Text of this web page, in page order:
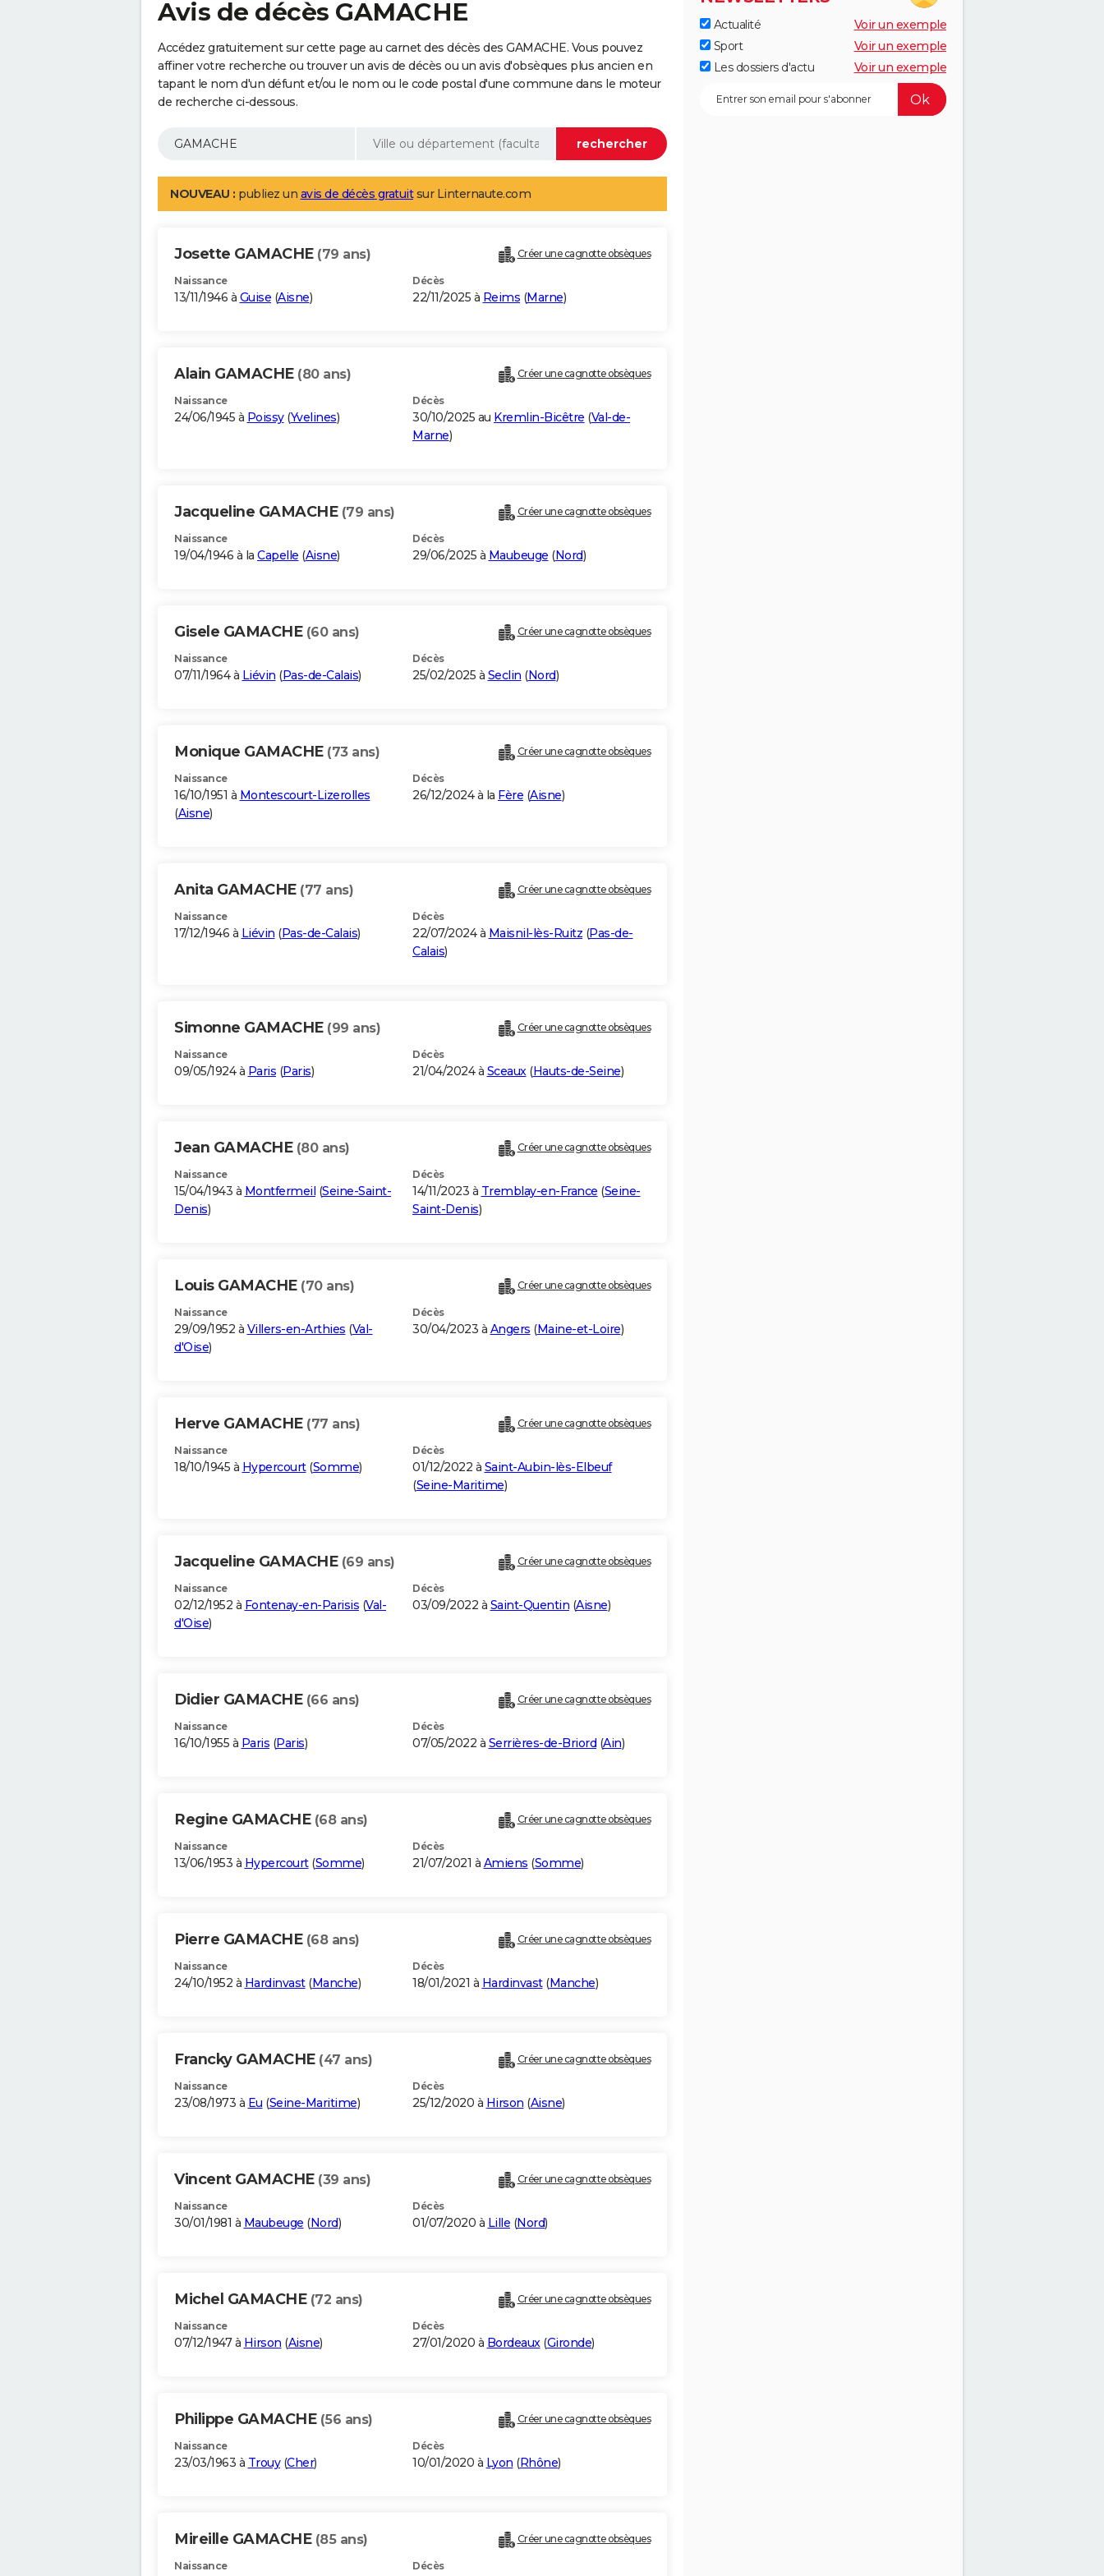
Avis de décès GAMACHE
Accédez gratuitement sur cette page au carnet des décès des GAMACHE. Vous pouvez
affiner votre recherche ou trouver un avis de décès ou un avis d'obsèques plus ancien en
tapant le nom d'un défunt et/ou le nom ou le code postal d'une commune dans le moteur
de recherche ci-dessous.
NOUVEAU : publiez un avis de décès gratuitsur Linternaute.com
Josette GAMACHE (79 ans) Créer une cagnotte obsèques
Naissance
13/11/1946 à Guise (Aisne)
Décès
22/11/2025 à Reims (Marne)
Alain GAMACHE (80 ans) Créer une cagnotte obsèques
Naissance
24/06/1945 à Poissy(Yvelines)
Décès
30/10/2025 au Kremlin-Bicêtre (Val-de-
Marne)
Jacqueline GAMACHE (79 ans) Créer une cagnotte obsèques
Naissance
19/04/1946 à la Capelle (Aisne)
Décès
29/06/2025 à Maubeuge (Nord)
Gisele GAMACHE (60 ans) Créer une cagnotte obsèques
Naissance
07/11/1964 à Liévin (Pas-de-Calais)
Décès
25/02/2025 à Seclin (Nord)
Monique GAMACHE (73 ans) Créer une cagnotte obsèques
Naissance
16/10/1951 à Montescourt-Lizerolles
(Aisne)
Décès
26/12/2024 à la Fère (Aisne)
Anita GAMACHE (77 ans) Créer une cagnotte obsèques
Naissance
17/12/1946 à Liévin (Pas-de-Calais)
Décès
22/07/2024 à Maisnil-lès-Ruitz (Pas-de-
Calais)
Simonne GAMACHE (99 ans) Créer une cagnotte obsèques
Naissance
09/05/1924 à Paris (Paris)
Décès
21/04/2024 à Sceaux(Hauts-de-Seine)
Jean GAMACHE (80 ans) Créer une cagnotte obsèques
Naissance
15/04/1943 à Montfermeil (Seine-Saint-
Denis)
Décès
14/11/2023 à Tremblay-en-France (Seine-
Saint-Denis)
Louis GAMACHE (70 ans) Créer une cagnotte obsèques
Naissance
29/09/1952 à Villers-en-Arthies (Val-
d'Oise)
Décès
30/04/2023 à Angers (Maine-et-Loire)
Herve GAMACHE (77 ans) Créer une cagnotte obsèques
Naissance
18/10/1945 à Hypercourt(Somme)
Décès
01/12/2022 à Saint-Aubin-lès-Elbeuf
(Seine-Maritime)
Jacqueline GAMACHE (69 ans) Créer une cagnotte obsèques
Naissance
02/12/1952 à Fontenay-en-Parisis (Val-
d'Oise)
Décès
03/09/2022 à Saint-Quentin (Aisne)
Didier GAMACHE (66 ans) Créer une cagnotte obsèques
Naissance
16/10/1955 à Paris (Paris)
Décès
07/05/2022 à Serrières-de-Briord (Ain)
Regine GAMACHE (68 ans) Créer une cagnotte obsèques
Naissance
13/06/1953 à Hypercourt(Somme)
Décès
21/07/2021 à Amiens (Somme)
Pierre GAMACHE (68 ans) Créer une cagnotte obsèques
Naissance
24/10/1952 à Hardinvast(Manche)
Décès
18/01/2021 à Hardinvast(Manche)
Francky GAMACHE (47 ans) Créer une cagnotte obsèques
Naissance
23/08/1973 à Eu (Seine-Maritime)
Décès
25/12/2020 à Hirson (Aisne)
Vincent GAMACHE (39 ans) Créer une cagnotte obsèques
Naissance
30/01/1981 à Maubeuge (Nord)
Décès
01/07/2020 à Lille (Nord)
Michel GAMACHE (72 ans) Créer une cagnotte obsèques
Naissance
07/12/1947 à Hirson (Aisne)
Décès
27/01/2020 à Bordeaux(Gironde)
Philippe GAMACHE (56 ans) Créer une cagnotte obsèques
Naissance
23/03/1963 à Trouy(Cher)
Décès
10/01/2020 à Lyon (Rhône)
Mireille GAMACHE (85 ans) Créer une cagnotte obsèques
Naissance Décès
Actualité
Voir un exemple
Sport
Voir un exemple
Les dossiers d'actu
Voir un exemple